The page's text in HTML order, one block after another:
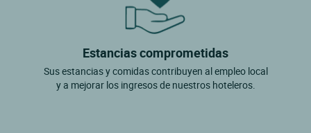
Estancias comprometidas
Sus estancias y comidas contribuyen al empleo local
y a mejorar los ingresos de nuestros hoteleros.